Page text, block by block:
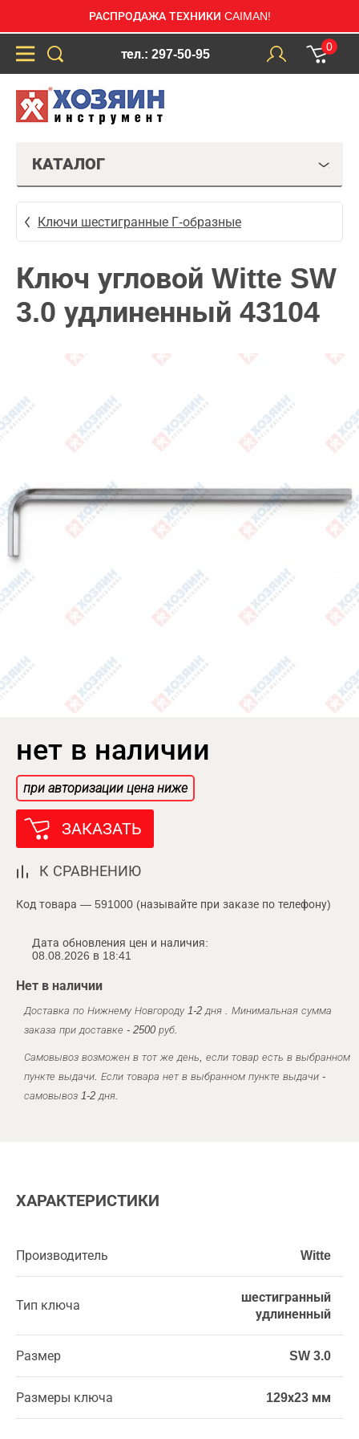
РАСПРОДАЖА ТЕХНИКИ CAIMAN!
тел.: 297-50-95
0
КАТАЛОГ
Ключи шестигранные Г-образные
Ключ угловой Witte SW
3.0 удлиненный 43104
нет в наличии
при авторизации цена ниже
ЗАКАЗАТЬ
К СРАВНЕНИЮ
Код товара — 591000 (называйте при заказе по телефону)
Дата обновления цен и наличия:
08.08.2026 в 18:41
Нет в наличии
Доставка по Нижнему Новгороду 1-2 дня . Минимальная сумма
заказа при доставке - 2500 руб.
Самовывоз возможен в тот же день, если товар есть в выбранном
пункте выдачи. Если товара нет в выбранном пункте выдачи -
самовывоз 1-2 дня.
ХАРАКТЕРИСТИКИ
Производитель Witte
Тип ключа
шестигранный
удлиненный
Размер SW 3.0
Размеры ключа 129х23 мм